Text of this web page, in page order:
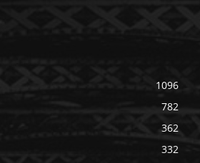
1096
782
362
332